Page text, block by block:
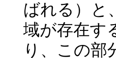
ばれる）と
域が存在す
り、この部